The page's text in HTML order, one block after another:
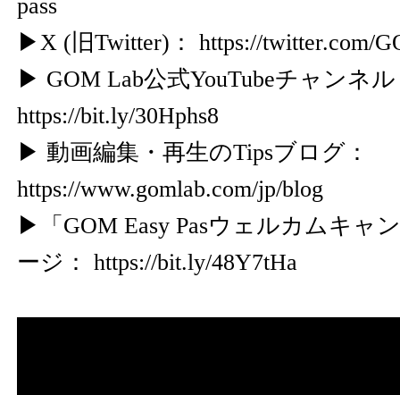
pass
▶X (旧Twitter)： https://twitter.com/
▶ GOM Lab公式YouTubeチャンネ
https://bit.ly/30Hphs8
▶ 動画編集・再生のTipsブログ：
https://www.gomlab.com/jp/blog
▶「GOM Easy Pasウェルカムキャ
ージ： https://bit.ly/48Y7tHa